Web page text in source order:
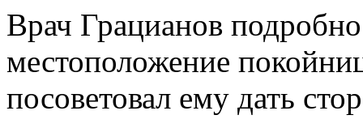
Врач Грацианов
местоположение
посоветовал ему дать